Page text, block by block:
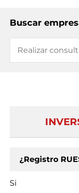
Buscar
¿Registro
Si